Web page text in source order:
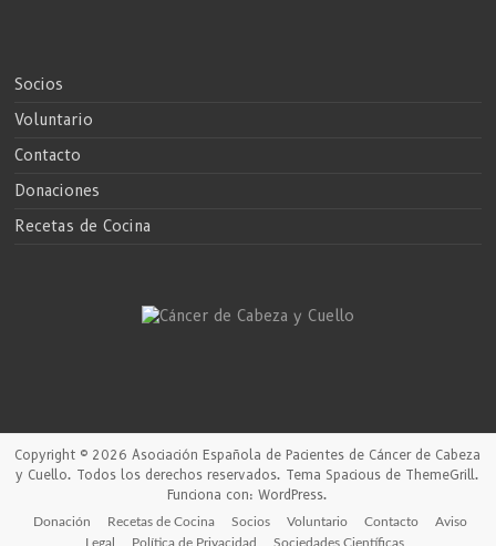
Socios
Voluntario
Contacto
Donaciones
Recetas de Cocina
Copyright © 2026Asociación Española de Pacientes de Cáncer de Cabeza
y Cuello. Todos los derechos reservados. Tema Spacious de ThemeGrill.
Funciona con:WordPress.
Donación Recetas de Cocina Socios Voluntario Contacto
Aviso
Legal
Política de Privacidad Sociedades Científicas